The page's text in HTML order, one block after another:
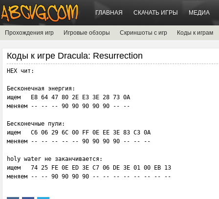
ГЛАВНАЯ СКАЧАТЬ ИГРЫ МЕДИА
Прохождения игр Игровые обзоры Скриншоты с игр Коды к играм
Коды к игре Dracula: Resurrection
HEX чит:
Бесконечная энергия:
ищем   E8 64 47 80 2E E3 3E 28 73 0A
меняем -- -- -- 90 90 90 90 90 -- --
Бесконечные пули:
ищем   C6 06 29 6C 00 FF 0E EE 3E 83 C3 0A
меняем -- -- -- -- -- 90 90 90 90 -- -- --
holy water не заканчивается:
ищем   74 25 FE 0E ED 3E C7 06 DE 3E 01 00 EB 13
меняем -- -- 90 90 90 90 -- -- -- -- -- -- -- --